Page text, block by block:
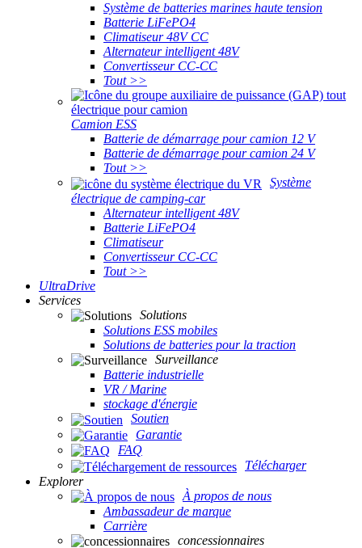
Système de batteries marines haute tension
Batterie LiFePO4
Climatiseur 48V CC
Alternateur intelligent 48V
Convertisseur CC-CC
Tout >>
Camion ESS
Batterie de démarrage pour camion 12 V
Batterie de démarrage pour camion 24 V
Tout >>
Système
électrique de camping-car
Alternateur intelligent 48V
Batterie LiFePO4
Climatiseur
Convertisseur CC-CC
Tout >>
UltraDrive
Services
Solutions
Solutions ESS mobiles
Solutions de batteries pour la traction
Surveillance
Batterie industrielle
VR / Marine
stockage d'énergie
Soutien
Garantie
FAQ
Télécharger
Explorer
À propos de nous
Ambassadeur de marque
Carrière
concessionnaires